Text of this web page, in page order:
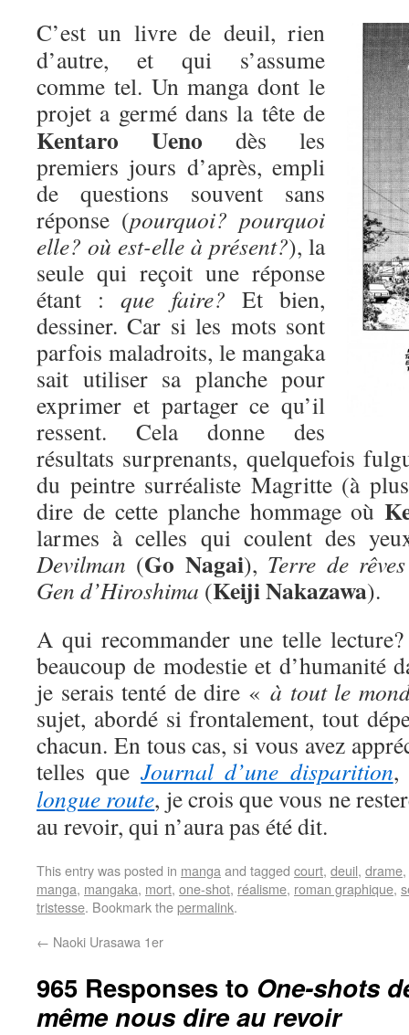
C’est un livre de deuil, rien
d’autre, et qui s’assume
comme tel. Un manga dont le
projet a germé dans la tête de
Kentaro Ueno dès les
premiers jours d’après, empli
de questions souvent sans
réponse (pourquoi? pourquoi
elle? où est-elle à présent?), la
seule qui reçoit une réponse
étant :que faire? Et bien,
dessiner. Car si les mots sont
parfois maladroits, le mangaka
sait utiliser sa planche pour
exprimer et partager ce qu’il
ressent. Cela donne des
résultats surprenants, quelquefois
du peintre surréaliste Magritte (à
dire de cette planche hommage où
larmes à celles qui coulent des
Devilman (Go Nagai), Terre de rêves
Gen d’Hiroshima (Keiji Nakazawa).
A qui recommander une telle
beaucoup de modestie et d’humanité
je serais tenté de dire «à tout le
sujet, abordé si frontalement, tout
chacun. En tous cas, si vous avez
telles queJournal d’une disparition,
longue route, je crois que vous ne
au revoir, qui n’aura pas été dit.
This entry was posted in manga and tagged court, deuil, drame,
manga, mangaka, mort, one-shot, réalisme, roman graphique,
tristesse. Bookmark thepermalink.
← Naoki Urasawa 1er
965 Responses to One-shots
même nous dire au revoir